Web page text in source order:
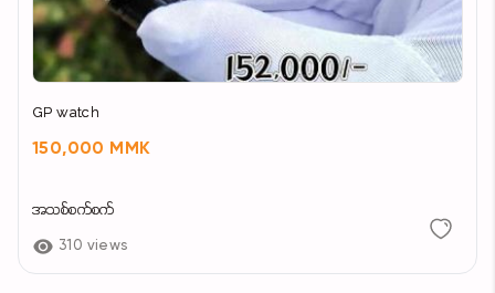
GP watch
150,000 MMK
အသစ်စက်စက်
310 views